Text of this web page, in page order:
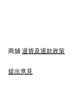
商舖 退貨及退款政策
提出意見